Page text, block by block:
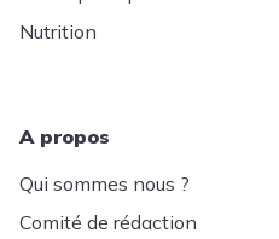
Nutrition
A propos
Qui sommes nous ?
Comité de rédaction